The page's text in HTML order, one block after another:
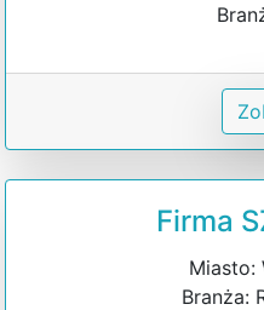
Firma
Miasto:
Branża: